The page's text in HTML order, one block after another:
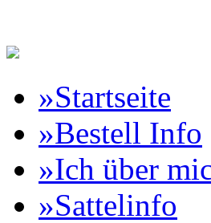
»Startseite
»Bestell Info
»Ich über
»Sattelinfo